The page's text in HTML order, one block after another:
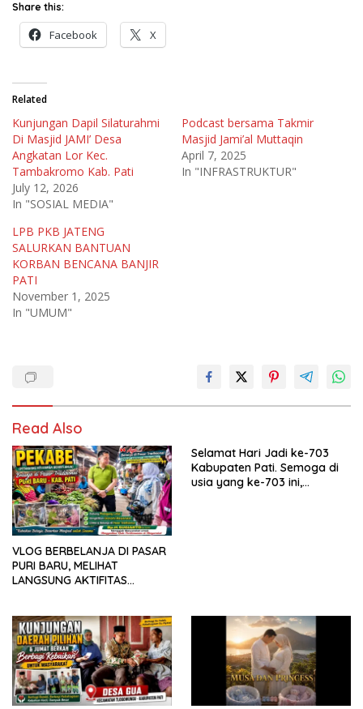
Share this:
Facebook X
Related
Kunjungan Dapil Silaturahmi
Di Masjid JAMI’ Desa
Angkatan Lor Kec.
Tambakromo Kab. Pati
July 12, 2026
In "SOSIAL MEDIA"
Podcast bersama Takmir
Masjid Jami’al Muttaqin
April 7, 2025
In "INFRASTRUKTUR"
LPB PKB JATENG
SALURKAN BANTUAN
KORBAN BENCANA BANJIR
PATI
November 1, 2025
In "UMUM"
Read Also
VLOG BERBELANJA DI PASAR
PURI BARU, MELIHAT
LANGSUNG AKTIFITAS
Selamat Hari Jadi ke-703
Kabupaten Pati. Semoga di
usia yang ke-703 ini,
demi mewujudkan
pembangunan yang
berkelanjutan. Dirgahayu
Kabupaten Pati ke-703.
Salam sedulur Pati Selawase.
Facebook